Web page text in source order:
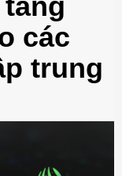
các
trung